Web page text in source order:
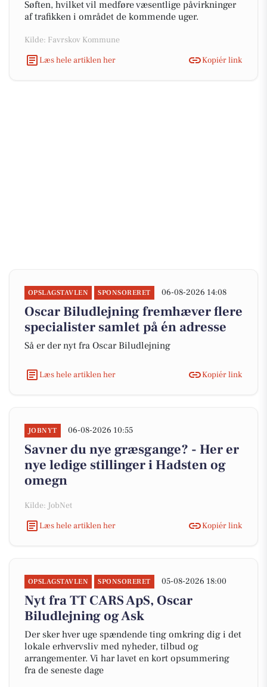
Søften, hvilket vil medføre væsentlige påvirkninger
af trafikken i området de kommende uger.
Kilde: Favrskov Kommune
Læs hele artiklen her
Kopiér link
OPSLAGSTAVLEN SPONSORERET 06-08-2026 14:08
Oscar Biludlejning fremhæver flere
specialister samlet på én adresse
Så er der nyt fra Oscar Biludlejning
Læs hele artiklen her Kopiér link
JOBNYT 06-08-2026 10:55
Savner du nye græsgange? - Her er
nye ledige stillinger i Hadsten og
omegn
Kilde: JobNet
Læs hele artiklen her
Kopiér link
OPSLAGSTAVLEN SPONSORERET 05-08-2026 18:00
Nyt fra TT CARS ApS, Oscar
Biludlejning og Ask
Der sker hver uge spændende ting omkring dig i det
lokale erhvervsliv med nyheder, tilbud og
arrangementer. Vi har lavet en kort opsummering
fra de seneste dage